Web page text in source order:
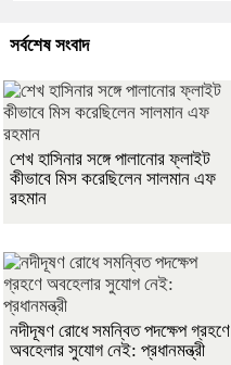
সর্বশেষ সংবাদ
শেখ হাসিনার সঙ্গে পালানোর ফ্লাইট
কীভাবে মিস করেছিলেন সালমান এফ
রহমান
নদীদূষণ রোধে সমন্বিত পদক্ষেপ গ্রহণে
অবহেলার সুযোগ নেই: প্রধানমন্ত্রী